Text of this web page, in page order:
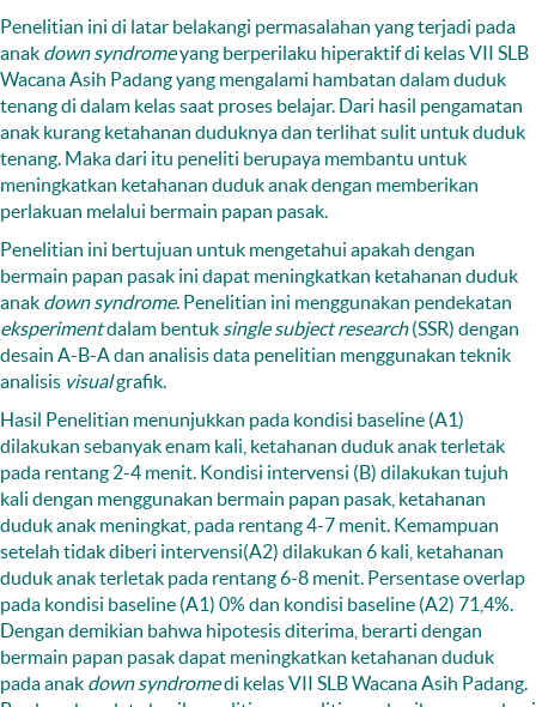
Penelitian ini di latar belakangi permasalahan yang terjadi pada
anak down syndromeyang berperilaku hiperaktif di kelas VII SLB
Wacana Asih Padang yang mengalami hambatan dalam duduk
tenang di dalam kelas saat proses belajar. Dari hasil pengamatan
anak kurang ketahanan duduknya dan terlihat sulit untuk duduk
tenang. Maka dari itu peneliti berupaya membantu untuk
meningkatkan ketahanan duduk anak dengan memberikan
perlakuan melalui bermain papan pasak.
Penelitian ini bertujuan untuk mengetahui apakah dengan
bermain papan pasak ini dapat meningkatkan ketahanan duduk
anak down syndrome. Penelitian ini menggunakan pendekatan
eksperimentdalam bentuk single subject research(SSR) dengan
desain A-B-A dan analisis data penelitian menggunakan teknik
analisis visualgrafik.
Hasil Penelitian menunjukkan pada kondisi baseline (A1)
dilakukan sebanyak enam kali, ketahanan duduk anak terletak
pada rentang 2-4 menit. Kondisi intervensi (B) dilakukan tujuh
kali dengan menggunakan bermain papan pasak, ketahanan
duduk anak meningkat, pada rentang 4-7 menit. Kemampuan
setelah tidak diberi intervensi(A2) dilakukan 6 kali, ketahanan
duduk anak terletak pada rentang 6-8 menit. Persentase overlap
pada kondisi baseline (A1) 0% dan kondisi baseline (A2) 71,4%.
Dengan demikian bahwa hipotesis diterima, berarti dengan
bermain papan pasak dapat meningkatkan ketahanan duduk
pada anak down syndromedi kelas VII SLB Wacana Asih Padang.